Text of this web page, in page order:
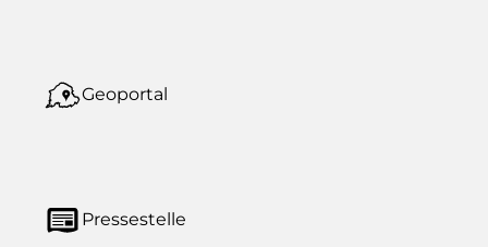
Geoportal
Pressestelle